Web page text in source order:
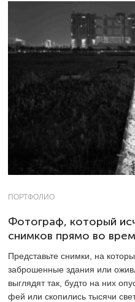
ПОРТФОЛИО
Фотограф, который
снимков прямо во
Представьте снимки, на
заброшенные здания или
выглядят так, будто на них
фей или скопились тысячи